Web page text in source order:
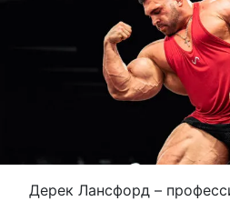
Дерек Лансфорд –